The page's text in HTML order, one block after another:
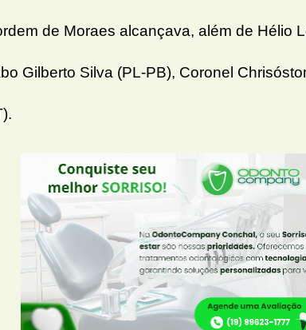
de Moraes alcançava, além de Hélio
Gilberto Silva (PL-PB), Coronel